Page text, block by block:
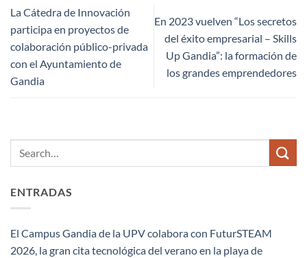
La Cátedra de Innovación
participa en proyectos de
colaboración público-privada
con el Ayuntamiento de
Gandia
En 2023 vuelven “Los secretos
del éxito empresarial – Skills
Up Gandia”: la formación de
los grandes emprendedores
ENTRADAS
El Campus Gandia de la UPV colabora con FuturSTEAM
2026, la gran cita tecnológica del verano en la playa de